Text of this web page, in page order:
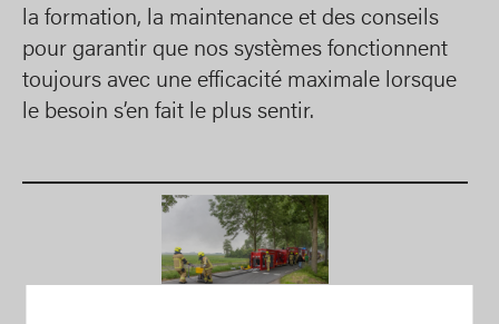
la formation, la maintenance et des conseils
pour garantir que nos systèmes fonctionnent
toujours avec une efficacité maximale lorsque
le besoin s’en fait le plus sentir.